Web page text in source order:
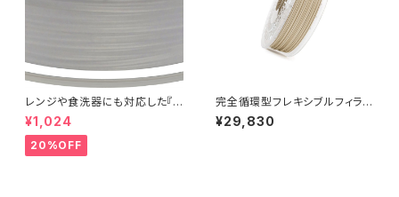
レンジや食洗器にも対応した『C
entaur PP』：お試しサンプル 1
0M
¥1,024
20%OFF
完全循環型フレキシブルフィラメ
ント『Balena Filaflex』
¥29,830